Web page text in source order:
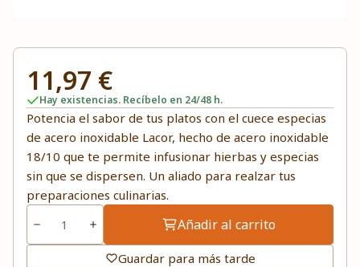
11,97 €
Hay existencias. Recíbelo en 24/48 h.
Potencia el sabor de tus platos con el cuece especias
de acero inoxidable Lacor, hecho de acero inoxidable
18/10 que te permite infusionar hierbas y especias
sin que se dispersen. Un aliado para realzar tus
preparaciones culinarias.
Añadir al carrito
Guardar para más tarde